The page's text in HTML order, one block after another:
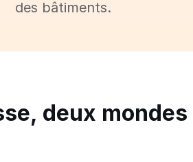
des bâtiments.
deux mondes